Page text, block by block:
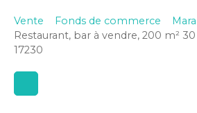
Vente Fonds de commerce
Restaurant, bar à vendre, 200 m²
17230